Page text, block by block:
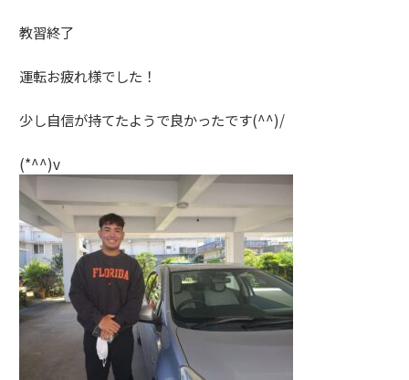
教習終了
運転お疲れ様でした！
少し自信が持てたようで良かったです(^^)/
(*^^)v